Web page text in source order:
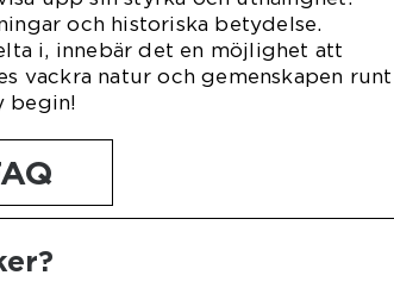
och historiska betydelse.
i, innebär det en möjlighet att
vackra natur och gemenskapen runt
begin!